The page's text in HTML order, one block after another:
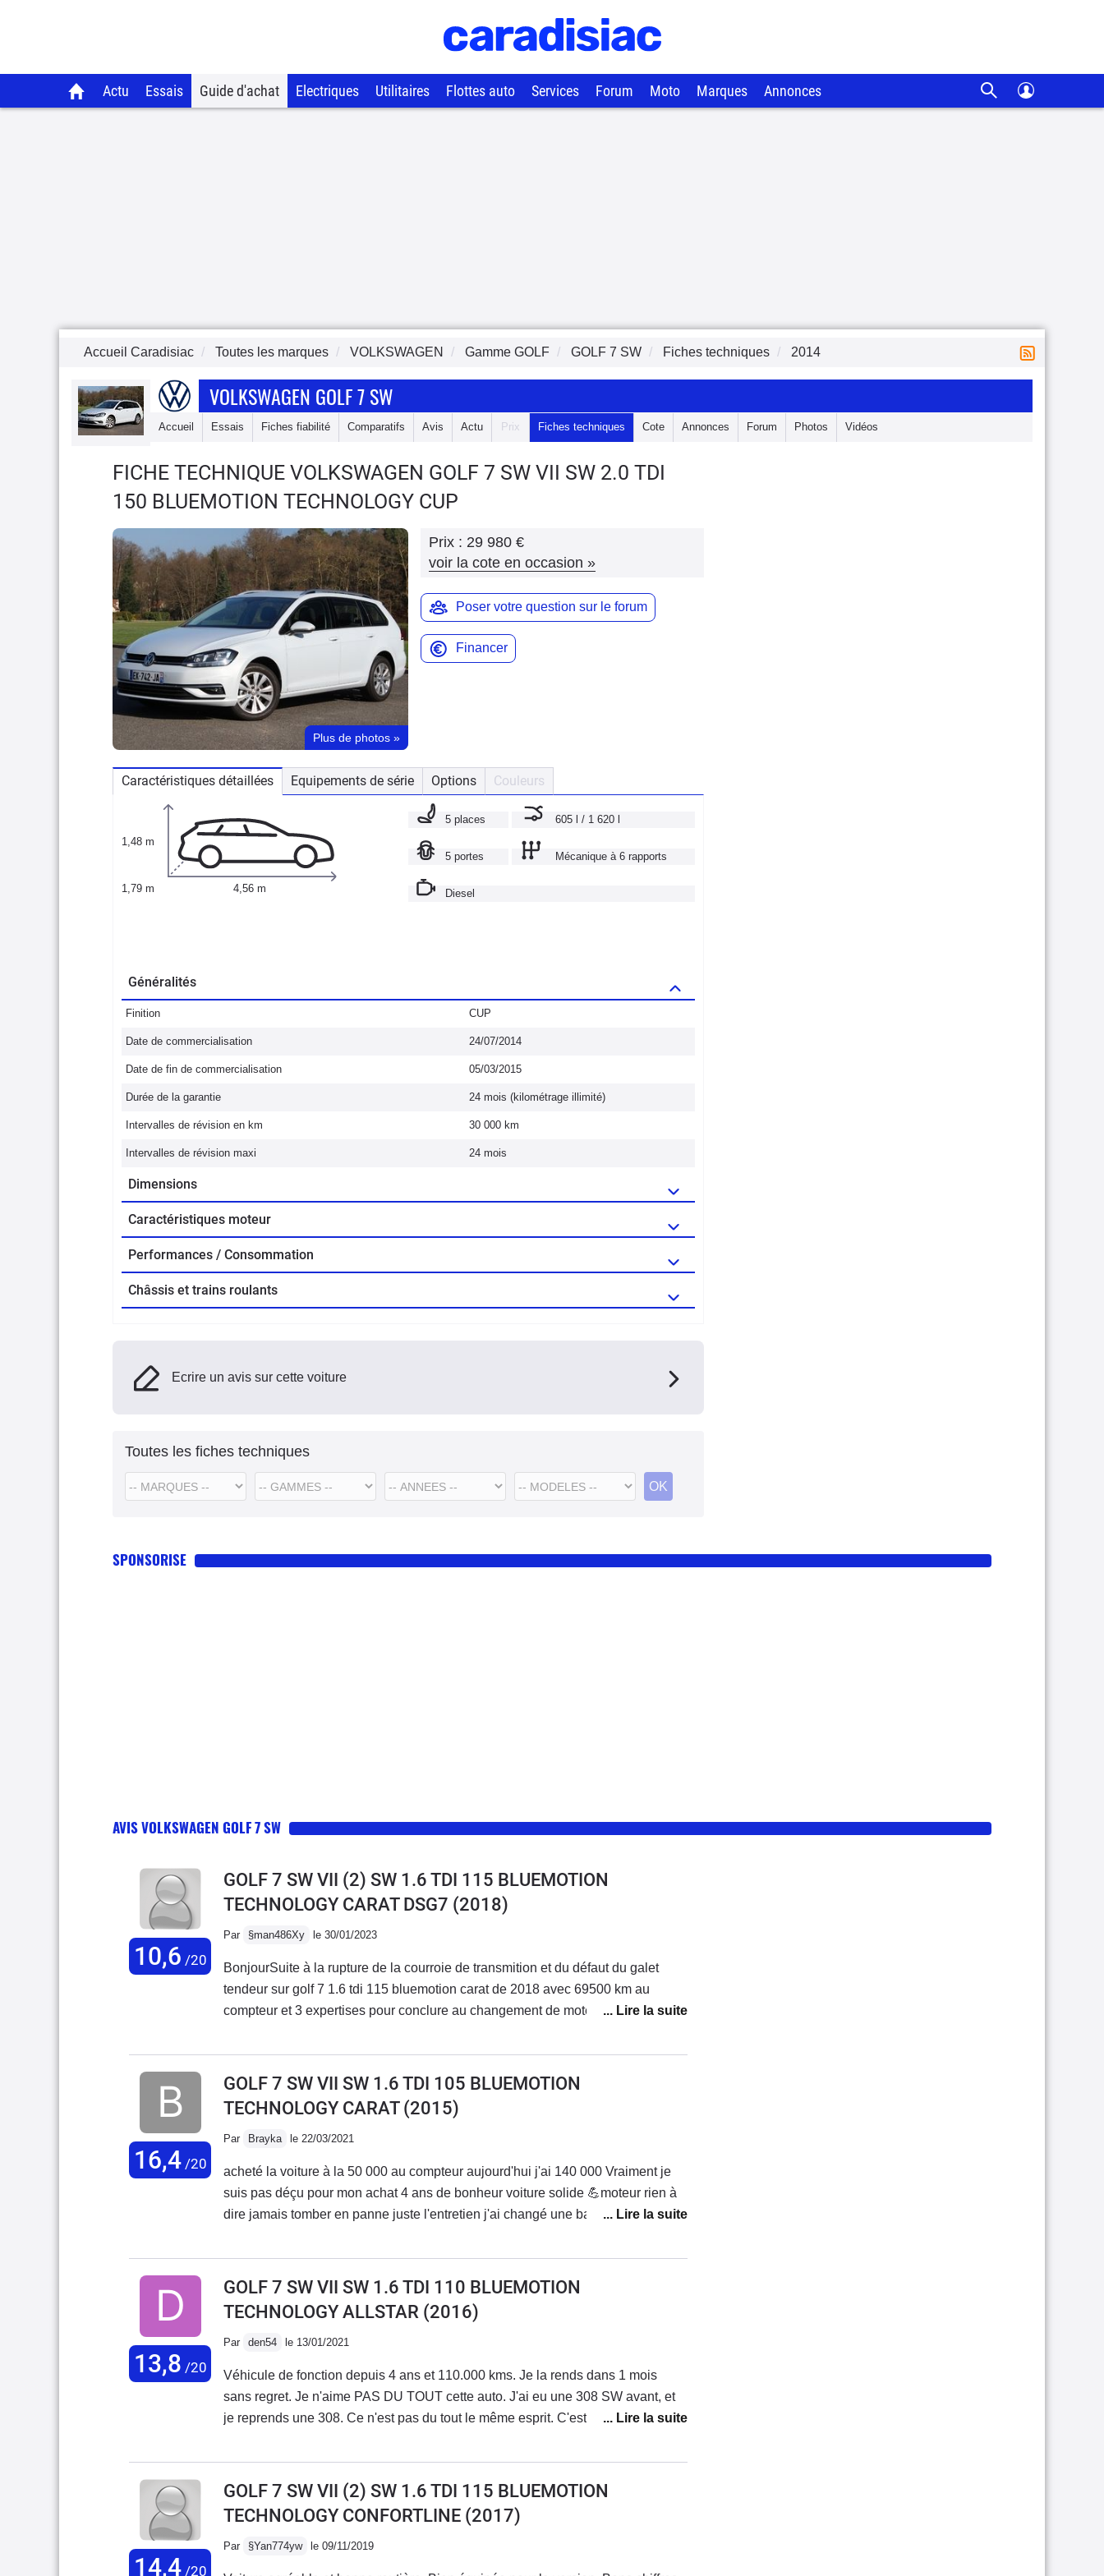
Actu Essais Guide d'achat Electriques Utilitaires Flottes auto Services Forum Moto Marques Annonces
Accueil Caradisiac Toutes les marques VOLKSWAGEN Gamme GOLF GOLF 7 SW Fiches techniques 2014
VOLKSWAGEN GOLF 7 SW
Accueil Essais Fiches fiabilité Comparatifs Avis Actu Prix Fiches techniques Cote Annonces Forum Photos Vidéos
FICHE TECHNIQUE VOLKSWAGEN GOLF 7 SW VII SW 2.0 TDI
150 BLUEMOTION TECHNOLOGY CUP
Plus de photos »
Prix : 29 980 €
voir la cote en occasion »
Poser votre question sur le forum
Financer
Caractéristiques détaillées Equipements de série Options Couleurs
1,48 m
1,79 m 4,56 m
5 places 605 l / 1 620 l
5 portes Mécanique à 6 rapports
Diesel
Généralités
Finition CUP
Date de commercialisation 24/07/2014
Date de fin de commercialisation 05/03/2015
Durée de la garantie 24 mois (kilométrage illimité)
Intervalles de révision en km 30 000 km
Intervalles de révision maxi 24 mois
Dimensions
Caractéristiques moteur
Performances / Consommation
Châssis et trains roulants
Ecrire un avis sur cette voiture
Toutes les fiches techniques
SPONSORISE
AVIS VOLKSWAGEN GOLF 7 SW
10,6 /20
GOLF 7 SW VII (2) SW 1.6 TDI 115 BLUEMOTION
TECHNOLOGY CARAT DSG7 (2018)
Par §man486Xy le 30/01/2023
BonjourSuite à la rupture de la courroie de transmition et du défaut du galet
tendeur sur golf 7 1.6 tdi 115 bluemotion carat de 2018 avec 69500 km au
compteur et 3 expertises pour conclure au changement de moteur nous
d une hypothétique décision de volkswagen .Attention au nouveau acheteur le
problème est fréquent sur ces modèles et connue par la marque. Tres déçu de
qualité Nous sommes pris en autage Obliger de voir un avocatpour la suite...
16,4/20
GOLF 7 SW VII SW 1.6 TDI 105 BLUEMOTION
TECHNOLOGY CARAT(2015)
Par Brayka le 22/03/2021
acheté la voiture à la 50 000 au compteur aujourd'hui j'ai 140 000 Vraiment je
suis pas déçu pour mon achat 4 ans de bonheur voiture solide 💪moteur rien à
dire jamais tomber en panne juste l'entretien j'ai changé une batterie plaquettes
chose c'est juste le moteur 1.6 il manque un peu de pêche mais vraiment
économique c'est top
13,8 /20
GOLF 7 SW VII SW 1.6 TDI 110 BLUEMOTION
TECHNOLOGY ALLSTAR (2016)
Par den54 le 13/01/2021
Véhicule de fonction depuis 4 ans et 110.000 kms. Je la rends dans 1 mois
sans regret. Je n'aime PAS DU TOUT cette auto. J'ai eu une 308 SW avant, et
je reprends une 308. Ce n'est pas du tout le même esprit. C'est une auto qui est
surprenantes par rapport à la puissance déclarée. Mais en dehors de ça c'est
une daube mollassonne (creuse à bas régime) et surtout cette daube de boite
5... On est jamais sur le bon rapport. Sur voies rapides viroleuses au revêtement
douteux, elle a tendance à saucissonner. C'est pas son truc.
14,4/20
GOLF 7 SW VII (2) SW 1.6 TDI 115 BLUEMOTION
TECHNOLOGY CONFORTLINE (2017)
Par §Yan774yw le 09/11/2019